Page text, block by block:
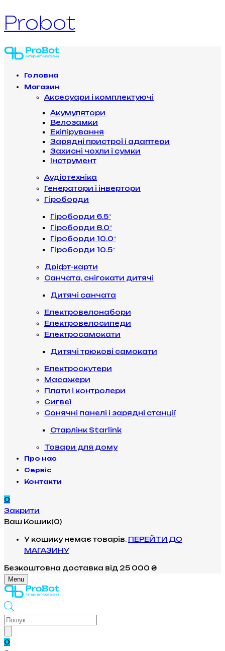
Probot
Головна
Магазин
Аксесуари і комплектуючі
Акумулятори
Велозамки
Екіпірування
Зарядні пристрої і адаптери
Захисні чохли і сумки
Інструмент
Аудіотехніка
Генератори і інвертори
Гіроборди
Гіроборди 6.5″
Гіроборди 8.0″
Гіроборди 10.0″
Гіроборди 10.5″
Дріфт-карти
Санчата, снігокати дитячі
Дитячі санчата
Електровелонабори
Електровелосипеди
Електросамокати
Дитячі трюкові самокати
Електроскутери
Масажери
Плати і контролери
Сигвеї
Сонячні панелі і зарядні станції
Старлінк Starlink
Товари для дому
Про нас
Сервіс
Контакти
0
Закрити
Ваш Кошик(0)
У кошику немає товарів. ПЕРЕЙТИ ДО
МАГАЗИНУ
Безкоштовна доставка від 25 000 ₴
Menu
Products
0